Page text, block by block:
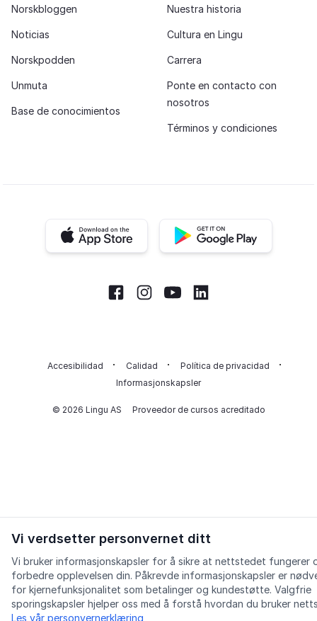
Vi verdsetter personvernet ditt
Vi bruker informasjonskapsler for å sikre at nettstedet fungerer
forbedre opplevelsen din. Påkrevde informasjonskapsler er
for kjernefunksjonalitet som betalinger og kundestøtte. Valgfrie
sporingskapsler hjelper oss med å forstå hvordan du bruker
Les vår personvernerklæring
Norskbloggen
Noticias
Norskpodden
Unmuta
Base de conocimientos
Nuestra historia
Cultura en Lingu
Carrera
Ponte en contacto con
nosotros
Términos y condiciones
iOS app Android app
FacebookInstagram
YoutubeLinkedIn
Accesibilidad Calidad
Política de privacidad
Informasjonskapsler
© 2026 Lingu AS Proveedor de cursos acreditado